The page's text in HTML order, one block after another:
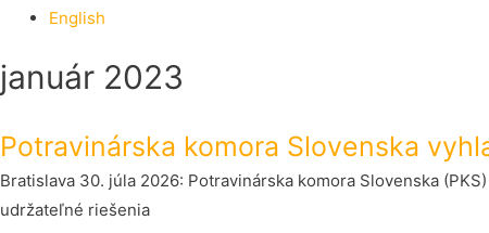
English
január 2023
Potravinárska komora Slovenska
Bratislava 30. júla 2026: Potravinárska komora Slovenska
udržateľné riešenia